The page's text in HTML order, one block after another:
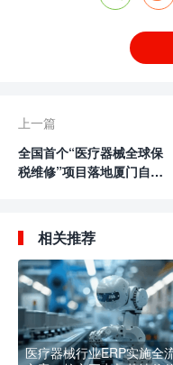
上一篇
全国首个“医疗器械全球保
税维修”项目落地厦门自贸
相关推荐
医疗器械行业ERP实施全